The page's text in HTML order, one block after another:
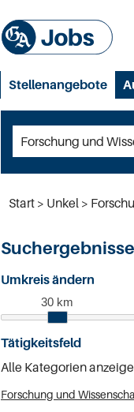
Stellenangebote
Start Unkel
Umkreis ändern
30 km
Tätigkeitsfeld
Alle Kategorien
Forschung und